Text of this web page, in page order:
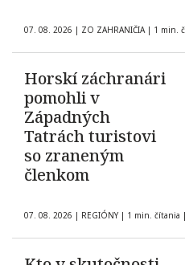
07. 08. 2026 | ZO ZAHRANIČIA | 1 min.
Horskí záchranári
pomohli v
Západných
Tatrách turistovi
so zraneným
členkom
07. 08. 2026 | REGIÓNY | 1 min. čítania |